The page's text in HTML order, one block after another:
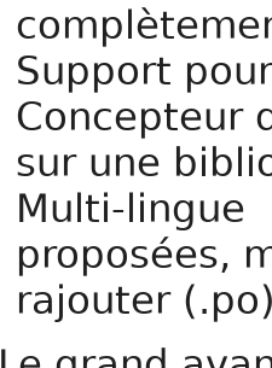
Support
Concepteur
sur une
Multi-lingue
proposées,
rajouter